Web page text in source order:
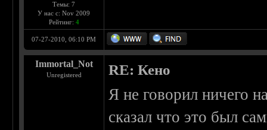
Темы: 7
У нас с: Nov 2009
Рейтинг: 4
07-27-2010, 06:10 PM
Immortal_Not
Unregistered RE: Кено
Я не говорил ничего
сказал что это был